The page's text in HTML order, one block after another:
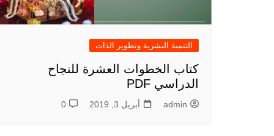
التنمية البشرية وتطوير الذات
كتاب الخطوات العشرة للنجاح
الدراسي PDF
admin أبريل 3, 2019 0